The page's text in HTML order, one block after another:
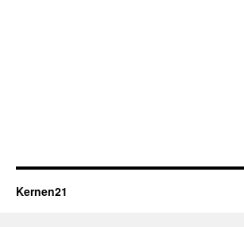
Kernen21